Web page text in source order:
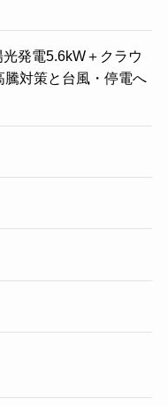
発電5.6kW＋クラウ
騰対策と台風・停電へ